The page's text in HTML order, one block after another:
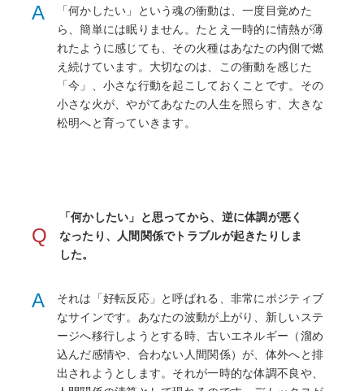
A
「何かしたい」という魂の衝動は、一度目覚めた
ら、簡単には眠りません。たとえ一時的に情熱が薄
れたように感じても、その火種はあなたの内側で燃
え続けています。大切なのは、この衝動を感じた
「今」、小さな行動を起こしておくことです。その
小さな火が、やがてあなたの人生を照らす、大きな
松明へと育っていきます。
Q
「何かしたい」と思ってから、逆に体調が悪く
なったり、人間関係でトラブルが起きたりしま
した。
A
それは「好転反応」と呼ばれる、非常にポジティブ
なサインです。あなたの波動が上がり、新しいステ
ージへ移行しようとする時、古いエネルギー（溜め
込んだ感情や、合わない人間関係）が、体外へと排
出されようとします。それが一時的な体調不良や、